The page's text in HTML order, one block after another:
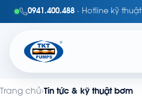
0941.400.488 · Hotline kỹ thuật
Trang chủ› Tin tức & kỹ thuật bơm